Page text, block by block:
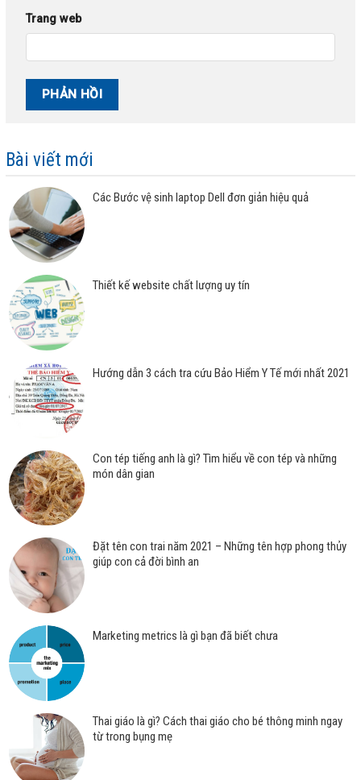
Trang web
Bài viết mới
Các Bước vệ sinh laptop Dell đơn giản hiệu quả
Thiết kế website chất lượng uy tín
Hướng dẫn 3 cách tra cứu Bảo Hiểm Y Tế mới nhất 2021
Con tép tiếng anh là gì? Tìm hiểu về con tép và những
món dân gian
Đặt tên con trai năm 2021 – Những tên hợp phong thủy
giúp con cả đời bình an
Marketing metrics là gì bạn đã biết chưa
Thai giáo là gì? Cách thai giáo cho bé thông minh ngay
từ trong bụng mẹ